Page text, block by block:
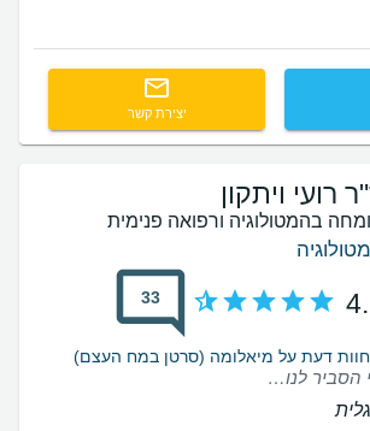
יצירת קשר
רועי ויתקון
בהמטולוגיה ורפואה פנימית
33
רופא מצוין ומקצועי הסביר לנו במשך זמן רב ובסבלנות על המקרה ענה על כל השאלות , נקט עמדה רופא מצוין נעים מקצועי ואנושי